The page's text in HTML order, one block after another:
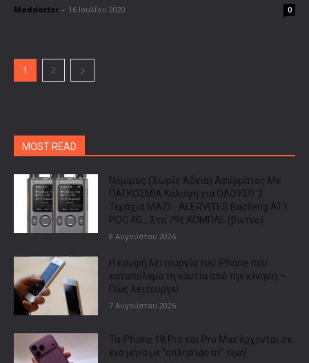
Maddoctor - 16 Ιουλίου 2020 0
1 2
MOST READ
Νόμιμος (Χωρίς Άδεια) Ασύρματος Με
ΠΑΓΚΟΣΜΙΑ Κάλυψη για ΟΛΟΥΣ!? 2
Τεμάχια ΜΑΖΙ… ALERVITES Baofeng AT1
POC 4G… Στα 79€ ΚΟΜΠΛΕ (βίντεο)
8 Αυγούστου 2026
Η κρυφή λειτουργία του iPhone που
καταπολεμά τη ναυτία από την κίνηση –
Πώς λειτουργεί
7 Αυγούστου 2026
Τα iPhone 18 Pro και Pro Max έρχονται σε
ένα μήνα με “απλησίαστη” τιμή!